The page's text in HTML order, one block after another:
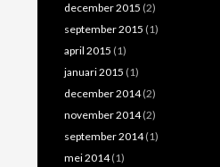
december 2015 (2)
september 2015 (1)
april 2015 (1)
januari 2015 (1)
december 2014(2)
november 2014(2)
september 2014(1)
mei 2014(1)